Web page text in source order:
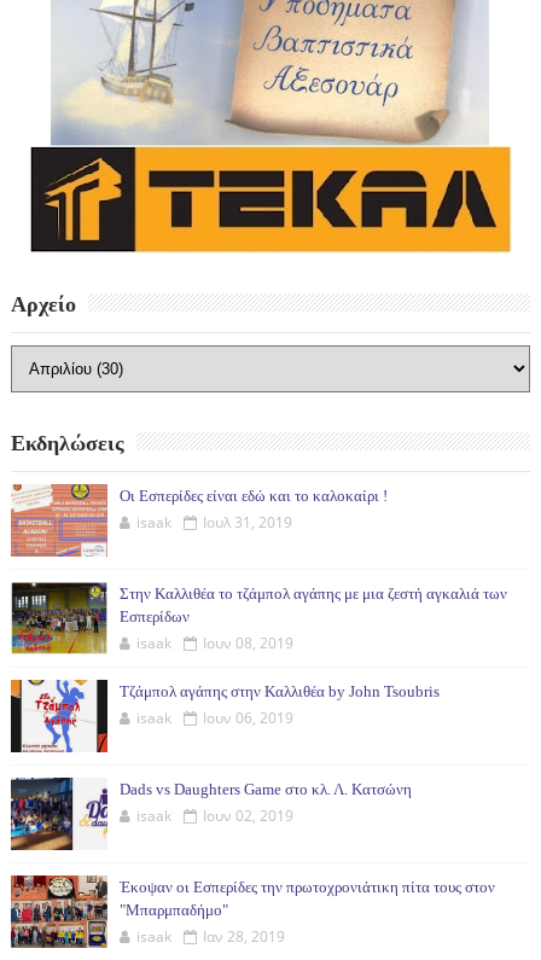
Αρχείο
Εκδηλώσεις
Οι Εσπερίδες είναι εδώ και το καλοκαίρι !
isaak Ιουλ 31, 2019
Στην Καλλιθέα το τζάμπολ αγάπης με μια ζεστή αγκαλιά των
Εσπερίδων
isaak Ιουν 08, 2019
Τζάμπολ αγάπης στην Καλλιθέα by John Tsoubris
isaak Ιουν 06, 2019
Dads vs Daughters Game στο κλ. Λ. Κατσώνη
isaak Ιουν 02, 2019
Έκοψαν οι Εσπερίδες την πρωτοχρονιάτικη πίτα τους στον
"Μπαρμπαδήμο"
isaak Ιαν 28, 2019